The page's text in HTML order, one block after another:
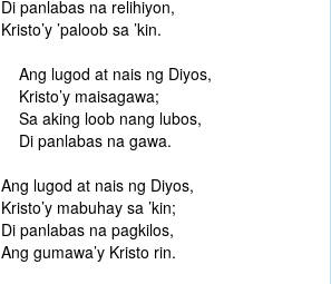
Di panlabas na relihiyon,
Kristo’y ’paloob sa ’kin.
Ang lugod at nais ng Diyos,
Kristo’y maisagawa;
Sa aking loob nang lubos,
Di panlabas na gawa.
Ang lugod at nais ng Diyos,
Kristo’y mabuhay sa ’kin;
Di panlabas na pagkilos,
Ang gumawa’y Kristo rin.